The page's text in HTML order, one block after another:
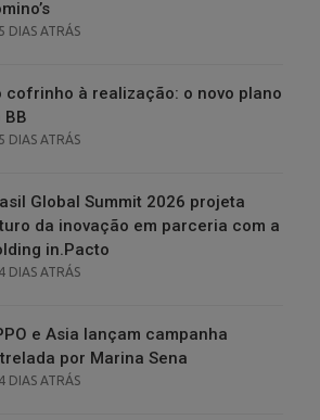
POSTED
5 DIAS ATRÁS
cofrinho à realização: o novo plano
BB
POSTED
5 DIAS ATRÁS
Global Summit 2026 projeta
da inovação em parceria com a
in.Pacto
POSTED
4 DIAS ATRÁS
e Asia lançam campanha
por Marina Sena
POSTED
4 DIAS ATRÁS